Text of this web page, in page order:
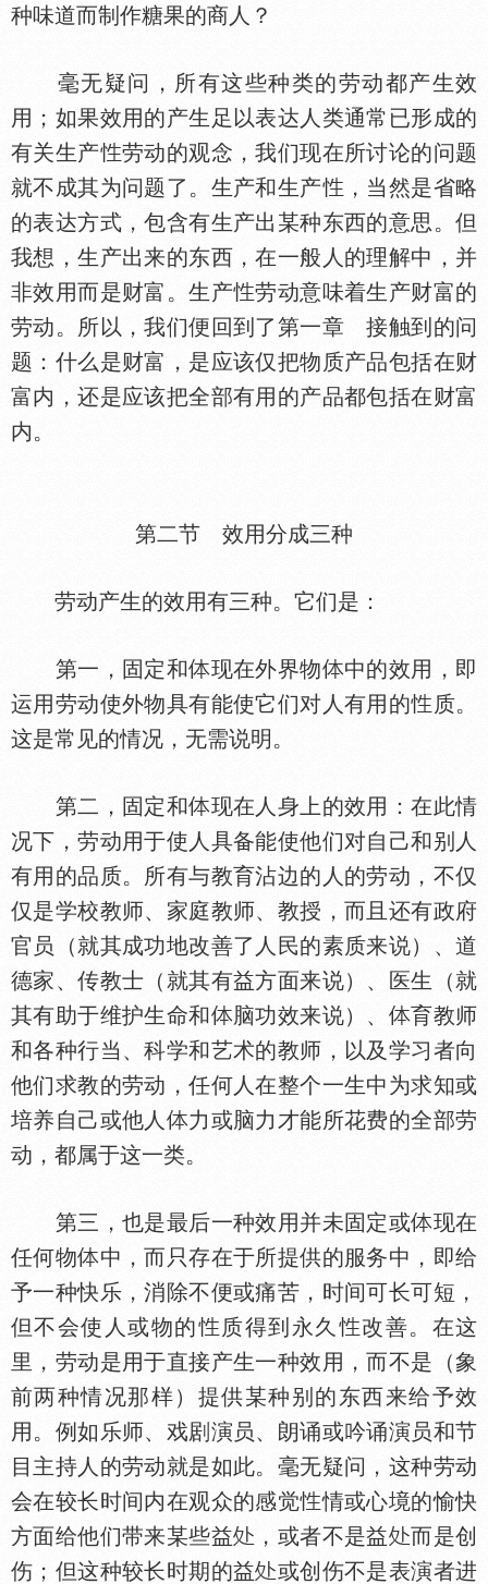
种味道而制作糖果的商人？
毫无疑问，所有这些种类的劳动都产生效
用；如果效用的产生足以表达人类通常已形成的
有关生产
劳动的观念，我们现在所讨论的问题
就不成其为问题了。生产和生产
，当然是省略
的表达方式，包含有生产出某种东西的意思。但
我想，生产出来的东西，在一般人的理解中，并
非效用而是财富。生产
劳动意味着生产财富的
劳动。所以，我们便回到了第一章 接触到的问
题：什么是财富，是应该仅把物质产品包括在财
富内，还是应该把全部有用的产品都包括在财富
内。
第二节 效用分成三种
劳动产生的效用有三种。它们是：
第一，固定和 现在外界物
中的效用，即
运用劳动使外物具有能使它们对人有用的
质。
这是常见的情况，无需说明。
第二，固定和
现在人身上的效用：在此情
况下，劳动用于使人具备能使他们对自己和别人
有用的品质。所有与教育沾边的人的劳动，不仅
仅是学校教师、家庭教师、教授，而且还有政府
官员（就其成功地改善了人民的素质来说）、道
德家、传教士（就其有益方面来说）、医生（就
其有助于维护生命和
脑功效来说）、
育教师
和各种行当、科学和艺术的教师，以及学习者向
他们求教的劳动，任何人在整个一生中为求知或
培养自己或他人
力或脑力才能所花费的全部劳
动，都属于这一类。
第三，也是最后一种效用并未固定或
现在
任何物
中，而只存在于所提供的服务中，即给
予一种快乐，消除不便或痛苦，时间可长可短，
但不会使人或物的
质得到永久
改善。在这
里，劳动是用于直接产生一种效用，而不是（象
前两种情况那样）提供某种别的东西来给予效
用。例如乐师、戏剧演员、朗诵或吟诵演员和节
目主持人的劳动就是如此。毫无疑问，这种劳动
会在较长时间内在观众的感觉
情或心境的愉快
方面给他们带来某些益
，或者不是益
而是创
伤；但这种较长时期的益
或创伤不是表演者进